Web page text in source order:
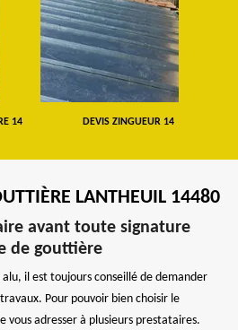
14 DEVIS ZINGUEUR 14
LANTHEUIL 14480
avant toute signature
de gouttière
il est toujours conseillé de demander
Pour pouvoir bien choisir le
adresser à plusieurs prestataires.